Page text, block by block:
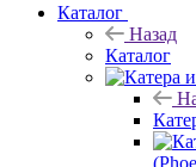
Каталог
Назад
Каталог